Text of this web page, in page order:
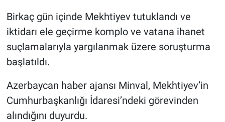
Birkaç gün içinde Mekhtiyev tutuklandı ve
iktidarı ele geçirme komplo ve vatana ihanet
suçlamalarıyla yargılanmak üzere soruşturma
başlatıldı.
Azerbaycan haber ajansı Minval, Mekhtiyev’in
Cumhurbaşkanlığı İdaresi’ndeki görevinden
alındığını duyurdu.